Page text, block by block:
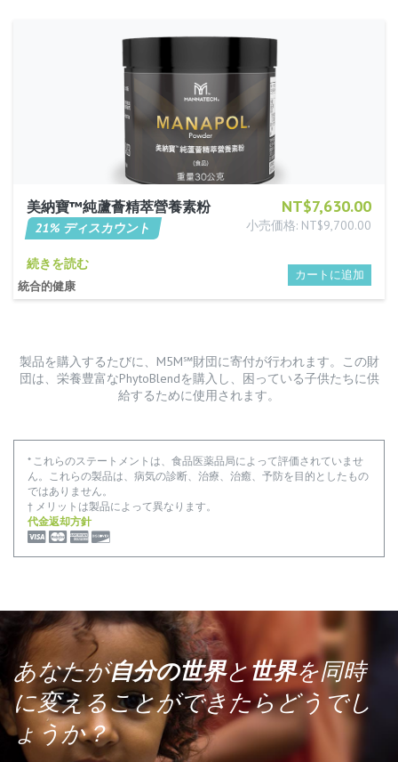
NT$7,630.00
美納寶™純蘆薈精萃營養素粉
小売価格: NT$9,700.00
21% ディスカウント
続きを読む
統合的健康
製品を購入するたびに、M5M℠財団に寄付が行われます。この財
団は、栄養豊富なPhytoBlendを購入し、困っている子供たちに供
給するために使用されます。
* これらのステートメントは、食品医薬品局によって評価されていませ
ん。これらの製品は、病気の診断、治療、治癒、予防を目的としたもの
ではありません。
† メリットは製品によって異なります。
代金返却方針
あなたが自分の世界と世界を同時
に変えることができたらどうでし
ょうか？